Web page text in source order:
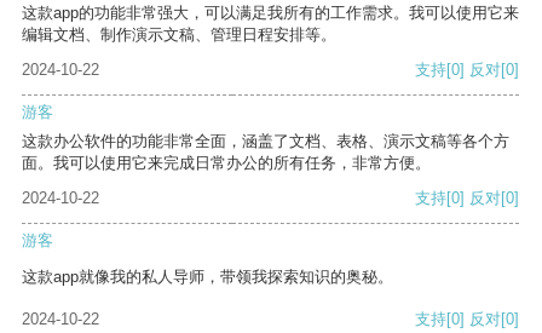
这款app的功能非常强大，可以满足我所有的工作需求。我可以使用它来
编辑文档、制作演示文稿、管理日程安排等。
2024-10-22
支持[0] 反对[0]
游客
这款办公软件的功能非常全面，涵盖了文档、表格、演示文稿等各个方
面。我可以使用它来完成日常办公的所有任务，非常方便。
2024-10-22
支持[0] 反对[0]
游客
这款app就像我的私人导师，带领我探索知识的奥秘。
2024-10-22 支持[0] 反对[0]